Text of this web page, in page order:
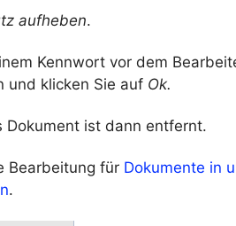
aufheben.
Kennwort vor dem
und klicken Sie auf Ok.
Dokument ist dann entfernt.
Bearbeitung für Dokumente in
.